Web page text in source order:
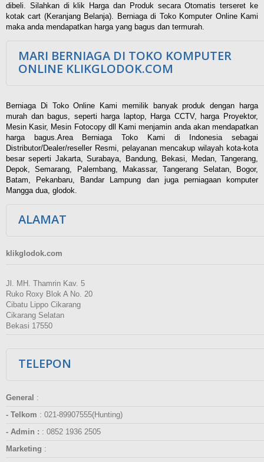
dibeli. Silahkan di klik Harga dan Produk secara Otomatis terseret ke
kotak cart (Keranjang Belanja). Berniaga di Toko Komputer Online Kami
maka anda mendapatkan harga yang bagus dan termurah.
MARI BERNIAGA DI TOKO KOMPUTER
ONLINE KLIKGLODOK.COM
Berniaga Di Toko Online Kami memilik banyak produk dengan harga
murah dan bagus, seperti harga laptop, Harga CCTV, harga Proyektor,
Mesin Kasir, Mesin Fotocopy dll Kami menjamin anda akan mendapatkan
harga bagus.Area Berniaga Toko Kami di Indonesia sebagai
Distributor/Dealer/reseller Resmi, pelayanan mencakup wilayah kota-kota
besar seperti Jakarta, Surabaya, Bandung, Bekasi, Medan, Tangerang,
Depok, Semarang, Palembang, Makassar, Tangerang Selatan, Bogor,
Batam, Pekanbaru, Bandar Lampung dan juga perniagaan komputer
Mangga dua, glodok.
ALAMAT
klikglodok.com
Jl. MH. Thamrin Kav. 5
Ruko Roxy Blok A No. 20
Cibatu Lippo Cikarang
Cikarang Selatan
Bekasi 17550
TELEPON
General :
- Telkom : 021-89907555(Hunting)
- Admin : : 0852 1936 2505
Marketing :